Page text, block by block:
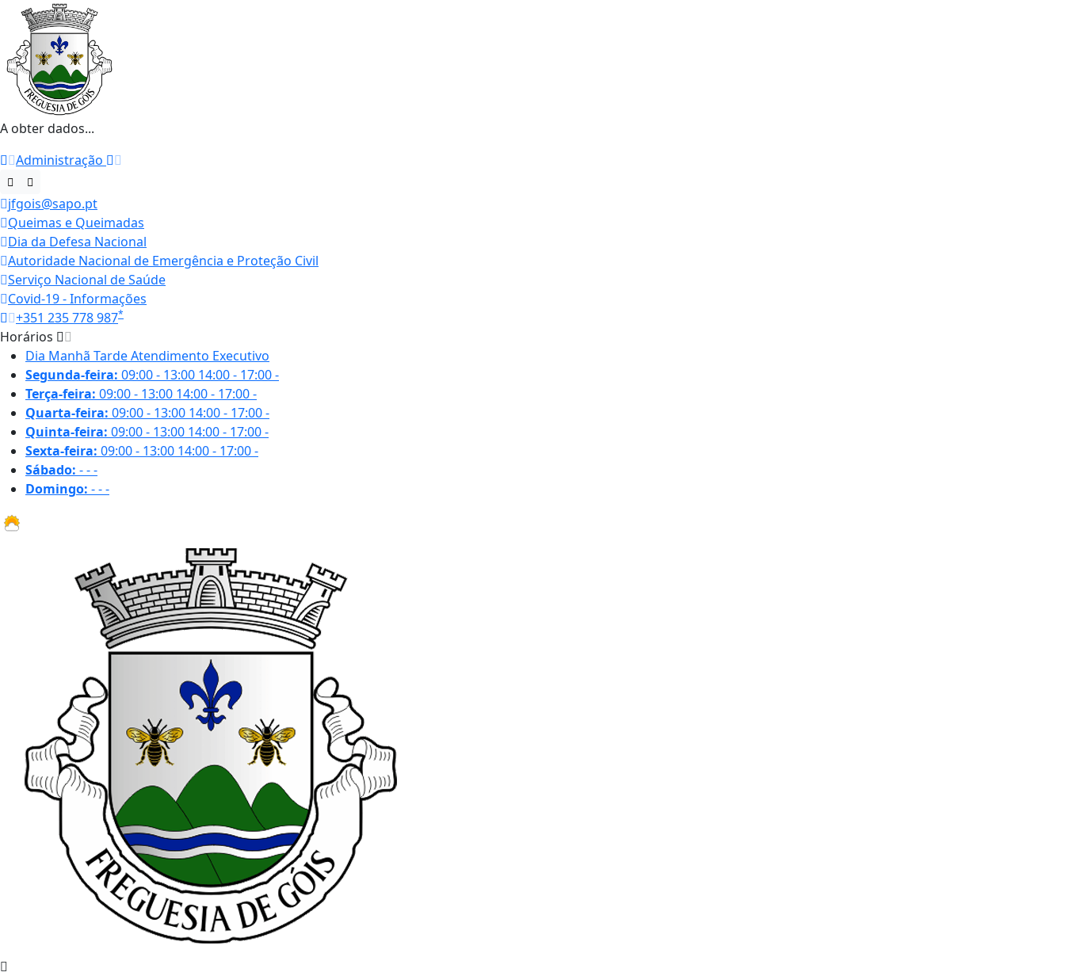
A obter dados...
Administração
jfgois@sapo.pt
Queimas e Queimadas
Dia da Defesa Nacional
Autoridade Nacional de Emergência e Proteção Civil
Serviço Nacional de Saúde
Covid-19 - Informações
+351 235 778 987*
Horários
Dia Manhã TardeAtendimento Executivo
Segunda-feira: 09:00 - 13:00 14:00 - 17:00-
Terça-feira: 09:00 - 13:00 14:00 - 17:00-
Quarta-feira: 09:00 - 13:00 14:00 - 17:00-
Quinta-feira: 09:00 - 13:00 14:00 - 17:00-
Sexta-feira: 09:00 - 13:00 14:00 - 17:00-
Sábado: ---
Domingo: ---